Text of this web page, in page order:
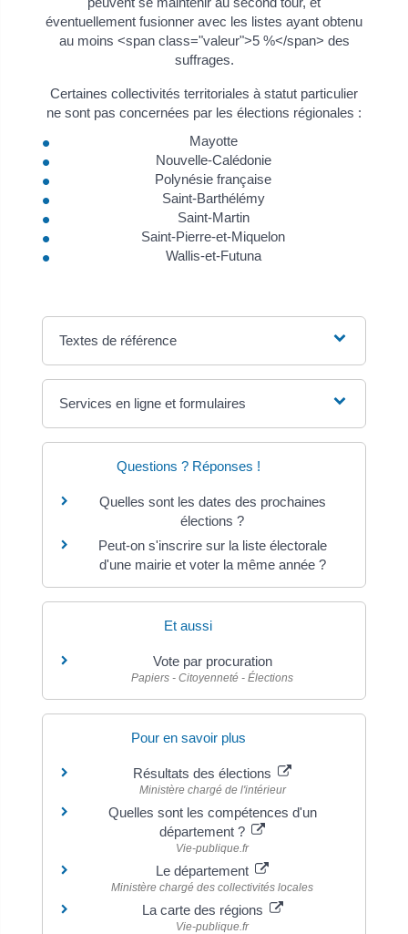
éventuellement fusionner avec les listes ayant obtenu
au moins <span class="valeur">5 %</span> des
suffrages.
Certaines collectivités territoriales à statut particulier
ne sont pas concernées par les élections régionales :
Mayotte
Nouvelle-Calédonie
Polynésie française
Saint-Barthélémy
Saint-Martin
Saint-Pierre-et-Miquelon
Wallis-et-Futuna
Textes de référence
Services en ligne et formulaires
Questions ? Réponses !
Quelles sont les dates des prochaines
élections ?
Peut-on s'inscrire sur la liste électorale
d'une mairie et voter la même année ?
Et aussi
Vote par procuration
Papiers - Citoyenneté - Élections
Pour en savoir plus
Résultats des élections
Ministère chargé de l'intérieur
Quelles sont les compétences d'un
département ?
Vie-publique.fr
Le département
Ministère chargé des collectivités locales
La carte des régions
Vie-publique.fr